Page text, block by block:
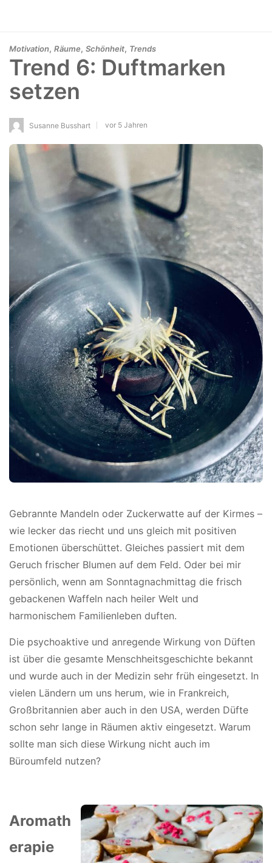
Motivation, Räume, Schönheit, Trends
Trend 6: Duftmarken
setzen
Susanne Busshart vor 5 Jahren
Gebrannte Mandeln oder Zuckerwatte auf der Kirmes –
wie lecker das riecht und uns gleich mit positiven
Emotionen überschüttet. Gleiches passiert mit dem
Geruch frischer Blumen auf dem Feld. Oder bei mir
persönlich, wenn am Sonntagnachmittag die frisch
gebackenen Waffeln nach heiler Welt und
harmonischem Familienleben duften.
Die psychoaktive und anregende Wirkung von Düften
ist über die gesamte Menschheitsgeschichte bekannt
und wurde auch in der Medizin sehr früh eingesetzt. In
vielen Ländern um uns herum, wie in Frankreich,
Großbritannien aber auch in den USA, werden Düfte
schon sehr lange in Räumen aktiv eingesetzt. Warum
sollte man sich diese Wirkung nicht auch im
Büroumfeld nutzen?
Aromath
erapie